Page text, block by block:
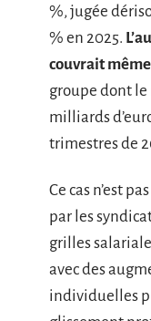
%, jugée
% en 2025.
couvrait
groupe dont
milliards
trimestres de
Ce cas n’est
par les
grilles
avec des
individuelles